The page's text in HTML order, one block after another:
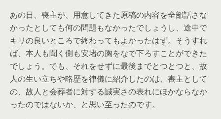
あの日、喪主が、用意してきた原稿の内容を全部話さな
かったとしても何の問題もなかったでしょうし、途中で
キリの良いところで終わってもよかったはず。そうすれ
ば、本人も聞く側も安堵の胸をなで下ろすことができた
でしょう。でも、それをせずに最後までとつとつと、故
人の生い立ちや略歴を律儀に紹介したのは、喪主として
の、故人と会葬者に対する誠実さの表れにほかならなか
ったのではないか、と思い至ったのです。